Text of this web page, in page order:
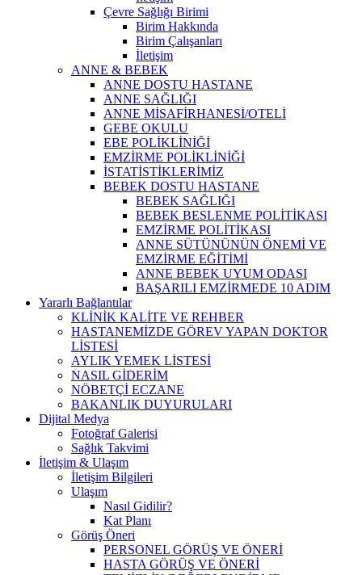
Çevre Sağlığı Birimi
Birim Hakkında
Birim Çalışanları
İletişim
ANNE & BEBEK
ANNE DOSTU HASTANE
ANNE SAĞLIĞI
ANNE MİSAFİRHANESİ/OTELİ
GEBE OKULU
EBE POLİKLİNİĞİ
EMZİRME POLİKLİNİĞİ
İSTATİSTİKLERİMİZ
BEBEK DOSTU HASTANE
BEBEK SAĞLIĞI
BEBEK BESLENME POLİTİKASI
EMZİRME POLİTİKASI
ANNE SÜTÜNÜNÜN ÖNEMİ VE
EMZİRME EĞİTİMİ
ANNE BEBEK UYUM ODASI
BAŞARILI EMZİRMEDE 10 ADIM
Yararlı Bağlantılar
KLİNİK KALİTE VE REHBER
HASTANEMİZDE GÖREV YAPAN DOKTOR
LİSTESİ
AYLIK YEMEK LİSTESİ
NASIL GİDERİM
NÖBETÇİ ECZANE
BAKANLIK DUYURULARI
Dijital Medya
Fotoğraf Galerisi
Sağlık Takvimi
İletişim & Ulaşım
İletişim Bilgileri
Ulaşım
Nasıl Gidilir?
Kat Planı
Görüş Öneri
PERSONEL GÖRÜŞ VE ÖNERİ
HASTA GÖRÜŞ VE ÖNERİ